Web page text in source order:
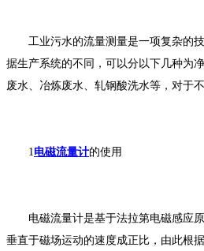
工业污水的流量测量是一项复杂的技
据生产系统的不同，可以分以下几种为
废水、冶炼废水、轧钢酸洗水等，对于
1电磁流量计的使用
电磁流量计是基于法拉第电磁感应原
垂直于磁场运动的速度成正比，由此根